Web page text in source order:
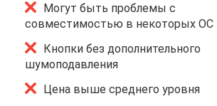
Могут быть проблемы с
совместимостью в некоторых ОС
Кнопки без дополнительного
шумоподавления
Цена выше среднего уровня